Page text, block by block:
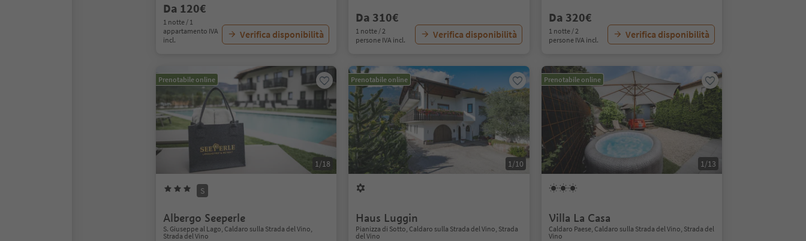
Da 120€
1 notte / 1
appartamento IVA
incl.
Verifica disponibilità
Da 310€
1 notte / 2
persone IVA incl.
Verifica disponibilità
Da 320€
1 notte / 2
persone IVA incl.
Verifica disponibilità
Prenotabile online
1/18
S
Albergo Seeperle
S. Giuseppe al Lago, Caldaro sulla Strada del Vino,
Strada del Vino
Prenotabile online
1/10
Haus Luggin
Pianizza di Sotto, Caldaro sulla Strada del Vino, Strada
del Vino
Prenotabile online
1/13
Villa La Casa
Caldaro Paese, Caldaro sulla Strada del Vino, Strada del
Vino